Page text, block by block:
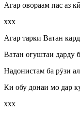
Агар овораам пас аз кӣ
ххх
Агар тарки Ватан
Ватан оғуштаи дарду
Надонистам ба рӯзи
Ки обу донаи мо дар
ххх